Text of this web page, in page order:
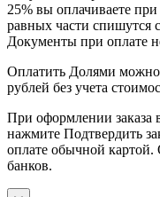
25% вы оплачиваете
равных части спишутся
Документы при оплате
Оплатить Долями можно
рублей без учета
При оформлении заказа
нажмите Подтвердить
оплате обычной
банков.